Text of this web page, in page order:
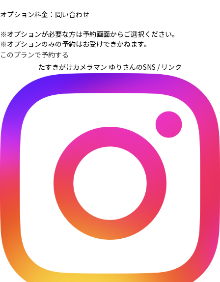
オプション料金：問い合わせ
※オプションが必要な方は予約画面からご選択ください。
※オプションのみの予約はお受けできかねます。
このプランで予約する
たすきがけカメラマン ゆりさんのSNS / リンク